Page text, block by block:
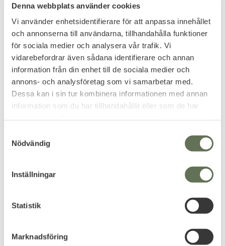
Denna webbplats använder cookies
Vi använder enhetsidentifierare för att anpassa innehållet
och annonserna till användarna, tillhandahålla funktioner
för sociala medier och analysera vår trafik. Vi
vidarebefordrar även sådana identifierare och annan
information från din enhet till de sociala medier och
annons- och analysföretag som vi samarbetar med.
Dessa kan i sin tur kombinera informationen med annan
information som du har tillhandahållit eller som de har
Nödvändig
Inställningar
Statistik
Marknadsföring
Höjd: 7,6 cm
Djup: 5 cm
Mått utvikt
Bredd: 21,6 cm
Höjd: 20,3 cm
Djup: 7,6 cm